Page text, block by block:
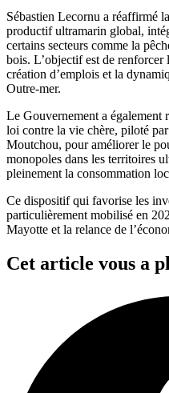
Sébastien Lecornu a réaffirmé
productif ultramarin global,
certains secteurs comme la
bois. L’objectif est de
création d’emplois et la
Outre-mer.
Le Gouvernement a également
loi contre la vie chère, piloté
Moutchou, pour améliorer le
monopoles dans les territoires
pleinement la consommation
Ce dispositif qui favorise les
particulièrement mobilisé en
Mayotte et la relance de
Cet article vous a